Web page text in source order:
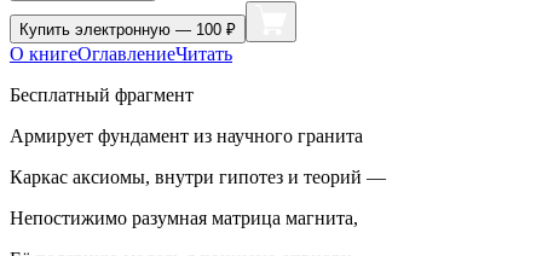
Купить электронную — 100 ₽
О книгеОглавлениеЧитать
Бесплатный фрагмент
Армирует фундамент из научного гранита
Каркас аксиомы, внутри гипотез и теорий —
Непостижимо разумная матрица магнита,